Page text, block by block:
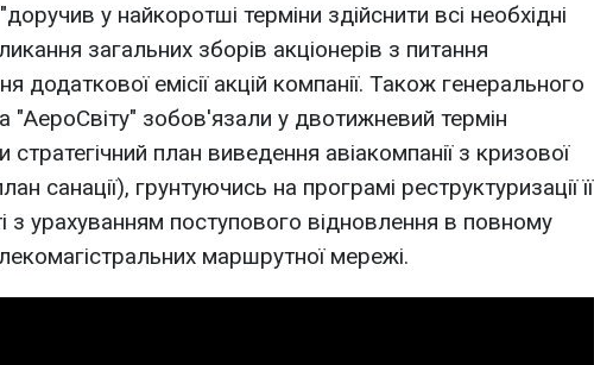
у найкоротші терміни здійснити всі необхідні
загальних зборів акціонерів з питання
додаткової емісії акцій компанії. Також генерального
"АероСвіту" зобов'язали у двотижневий термін
стратегічний план виведення авіакомпанії з кризової
санації), грунтуючись на програмі реструктуризації її
з урахуванням поступового відновлення в повному
маршрутної мережі.